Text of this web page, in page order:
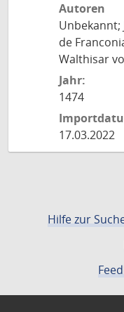
Autoren
Unbekannt;
de
Walthisar
Jahr:
1474
17.03.2022
Hilfe zur